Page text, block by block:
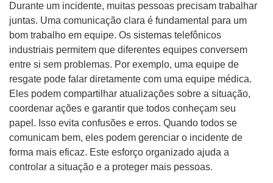
Durante um incidente, muitas pessoas precisam trabalhar
juntas. Uma comunicação clara é fundamental para um
bom trabalho em equipe. Os sistemas telefônicos
industriais permitem que diferentes equipes conversem
entre si sem problemas. Por exemplo, uma equipe de
resgate pode falar diretamente com uma equipe médica.
Eles podem compartilhar atualizações sobre a situação,
coordenar ações e garantir que todos conheçam seu
papel. Isso evita confusões e erros. Quando todos se
comunicam bem, eles podem gerenciar o incidente de
forma mais eficaz. Este esforço organizado ajuda a
controlar a situação e a proteger mais pessoas.